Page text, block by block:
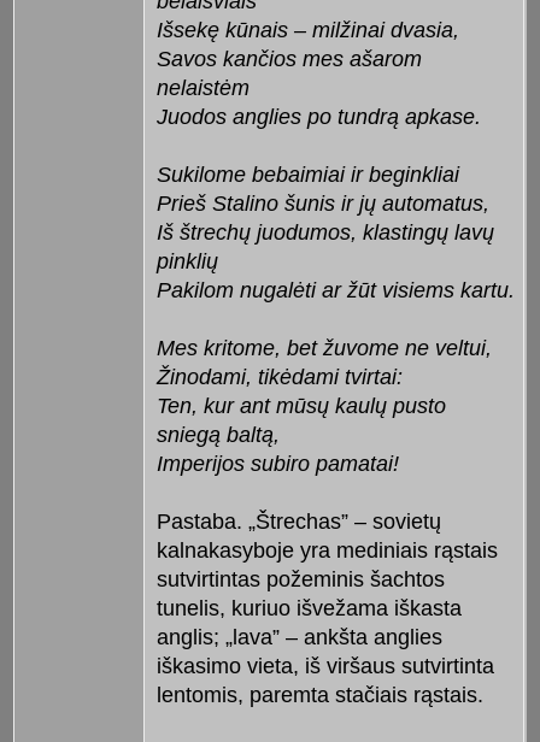
Išsekę kūnais – milžinai dvasia,
Savos kančios mes ašarom
nelaistėm
Juodos anglies po tundrą apkase.
Sukilome bebaimiai ir beginkliai
Prieš Stalino šunis ir jų automatus,
Iš štrechų juodumos, klastingų lavų
pinklių
Pakilom nugalėti ar žūt visiems kartu.
Mes kritome, bet žuvome ne veltui,
Žinodami, tikėdami tvirtai:
Ten, kur ant mūsų kaulų pusto
sniegą baltą,
Imperijos subiro pamatai!
Pastaba. „Štrechas” – sovietų
kalnakasyboje yra mediniais rąstais
sutvirtintas požeminis šachtos
tunelis, kuriuo išvežama iškasta
anglis; „lava” – ankšta anglies
iškasimo vieta, iš viršaus sutvirtinta
lentomis, paremta stačiais rąstais.